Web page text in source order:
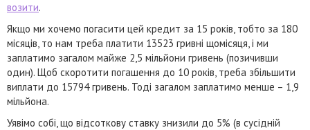
возити.
Якщо ми хочемо погасити цей кредит за 15 років, тобто за 180
місяців, то нам треба платити 13523 гривні щомісяця, і ми
заплатимо загалом майже 2,5 мільйони гривень (позичивши
один). Щоб скоротити погашення до 10 років, треба збільшити
виплати до 15794 гривень. Тоді загалом заплатимо менше – 1,9
мільйона.
Уявімо собі, що відсоткову ставку знизили до 5% (в сусідній